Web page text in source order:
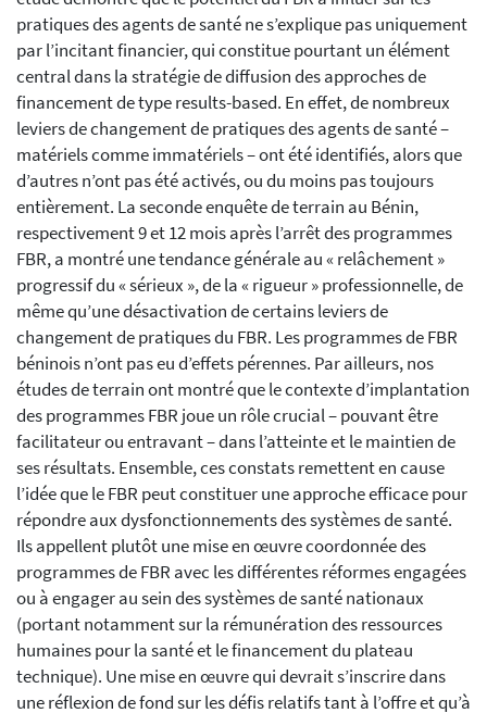
pratiques des agents de santé ne s’explique pas uniquement
par l’incitant financier, qui constitue pourtant un élément
central dans la stratégie de diffusion des approches de
financement de type results-based. En effet, de nombreux
leviers de changement de pratiques des agents de santé –
matériels comme immatériels – ont été identifiés, alors que
d’autres n’ont pas été activés, ou du moins pas toujours
entièrement. La seconde enquête de terrain au Bénin,
respectivement 9 et 12 mois après l’arrêt des programmes
FBR, a montré une tendance générale au « relâchement »
progressif du « sérieux », de la « rigueur » professionnelle, de
même qu’une désactivation de certains leviers de
changement de pratiques du FBR. Les programmes de FBR
béninois n’ont pas eu d’effets pérennes. Par ailleurs, nos
études de terrain ont montré que le contexte d’implantation
des programmes FBR joue un rôle crucial – pouvant être
facilitateur ou entravant – dans l’atteinte et le maintien de
ses résultats. Ensemble, ces constats remettent en cause
l’idée que le FBR peut constituer une approche efficace pour
répondre aux dysfonctionnements des systèmes de santé.
Ils appellent plutôt une mise en œuvre coordonnée des
programmes de FBR avec les différentes réformes engagées
ou à engager au sein des systèmes de santé nationaux
(portant notamment sur la rémunération des ressources
humaines pour la santé et le financement du plateau
technique). Une mise en œuvre qui devrait s’inscrire dans
une réflexion de fond sur les défis relatifs tant à l’offre et qu’à